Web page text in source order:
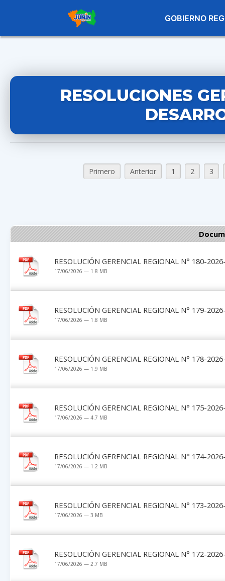
GOBIERNO
RESOLUCIONES
Primero Anterior 1 2 3
RESOLUCIÓN GERENCIAL REGIONAL N° 180-
17/06/2026 — 1.8 MB
RESOLUCIÓN GERENCIAL REGIONAL N° 179-
17/06/2026 — 1.8 MB
RESOLUCIÓN GERENCIAL REGIONAL N° 178-
17/06/2026 — 1.9 MB
RESOLUCIÓN GERENCIAL REGIONAL N° 175-
17/06/2026 — 4.7 MB
RESOLUCIÓN GERENCIAL REGIONAL N° 174-
17/06/2026 — 1.2 MB
RESOLUCIÓN GERENCIAL REGIONAL N° 173-
17/06/2026 — 3 MB
RESOLUCIÓN GERENCIAL REGIONAL N° 172-
17/06/2026 — 2.7 MB